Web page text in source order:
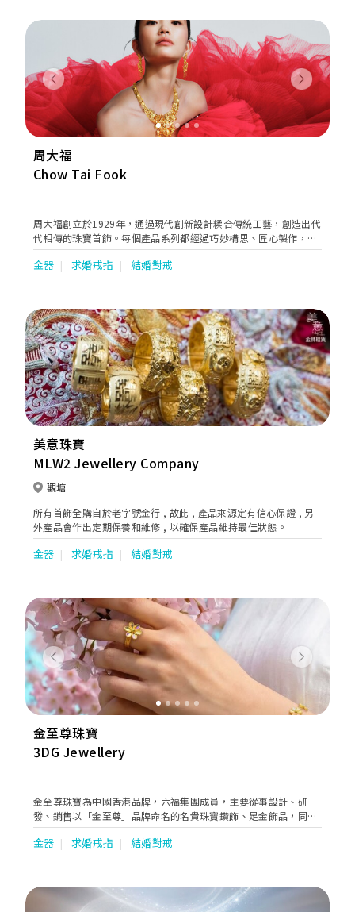
Previous Next
周大福
Chow Tai Fook
周大福創立於1929年，通過現代創新設計糅合傳統工藝，創造出代
代相傳的珠寶首飾。每個產品系列都經過巧妙構思、匠心製作，旨
在述說不同顧客的故事，慶祝他們生命中每個特別時刻，陪伴每一
代的顧客一同成長。
金器 求婚戒指 結婚對戒
美意珠寶
MLW2 Jewellery Company
觀塘
所有首飾全購自於老字號金行 , 故此 , 產品來源定有信心保證 , 另
外產品會作出定期保養和維修 , 以確保產品維持最佳狀態。
金器 求婚戒指 結婚對戒
Previous Next
金至尊珠寶
3DG Jewellery
金至尊珠寶為中國香港品牌，六福集團成員，主要從事設計、研
發、銷售以「金至尊」品牌命名的名貴珠寶鑽飾、足金飾品，同時
提供企業禮品定製服務。秉持“young at heart 心齡無界”的品牌
理念，打造時尚獨特的珠寶產品，並堅守「3DG尊享服務」理念，
金器 求婚戒指 結婚對戒